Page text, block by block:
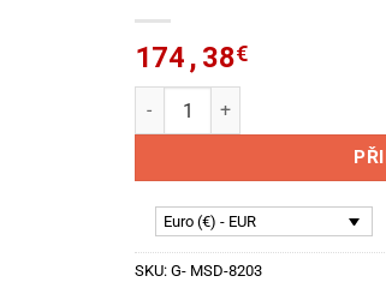
174,38€
Cívka MSD Blaster 2 Coil Kit
Euro (€) - EUR
SKU: G- MSD-8203